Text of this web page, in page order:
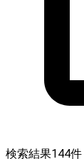
検索結果144件